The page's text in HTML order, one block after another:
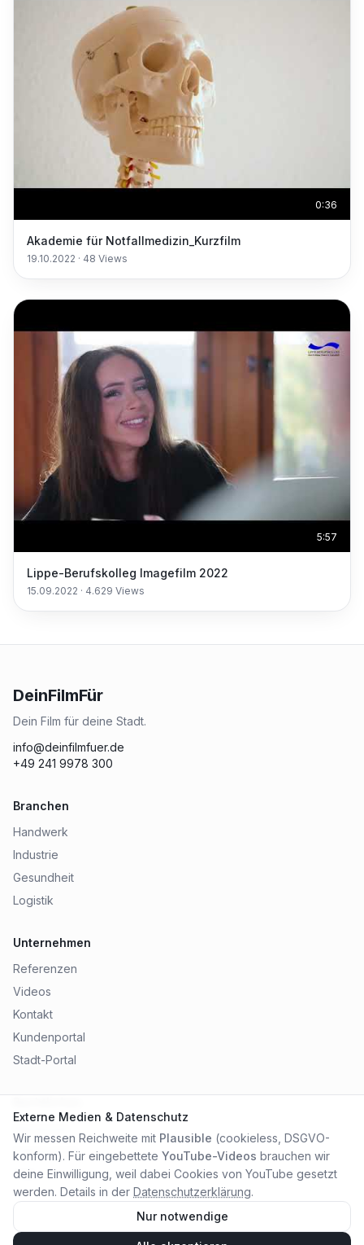
0:36
Akademie für Notfallmedizin_Kurzfilm
19.10.2022 · 48 Views
5:57
Lippe-Berufskolleg Imagefilm 2022
15.09.2022 · 4.629 Views
DeinFilmFür
Dein Film für deine Stadt.
info@deinfilmfuer.de
+49 241 9978 300
Branchen
Handwerk
Industrie
Gesundheit
Logistik
Unternehmen
Referenzen
Videos
Kontakt
Kundenportal
Stadt-Portal
Datenschutz
AGB
Externe Medien & Datenschutz
Wir messen Reichweite mit Plausible (cookieless, DSGVO-
konform). Für eingebettete YouTube-Videos brauchen wir
deine Einwilligung, weil dabei Cookies von YouTube gesetzt
werden. Details in der Datenschutzerklärung.
Nur notwendige